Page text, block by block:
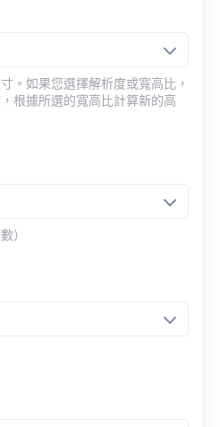
。如果您選擇解析度或寬高比，
根據所選的寬高比計算新的高
）